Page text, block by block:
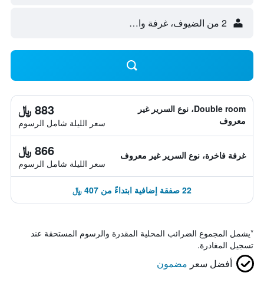
2 من الضيوف، غرفة واحدة
Double room، نوع السرير غير
معروف
883 ﷼
سعر الليلة شامل الرسوم
غرفة فاخرة، نوع السرير غير معروف 866 ﷼
سعر الليلة شامل الرسوم
22 صفقة إضافية ابتداءً من 407 ﷼
*يشمل المجموع الضرائب المحلية المقدرة والرسوم المستحقة عند
تسجيل المغادرة.
أفضل سعر مضمون